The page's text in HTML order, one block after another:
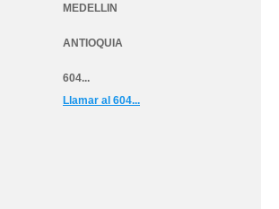
MEDELLIN
ANTIOQUIA
604...
Llamar al 604...